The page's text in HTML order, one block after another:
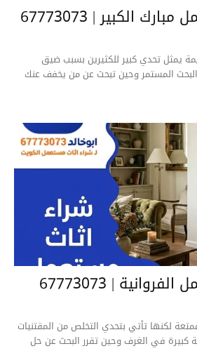
الكبير | 67773073
يمثل تحدي كبير للكثيرين بسبب ضيق
المستمر وحين تبحث عن من يخفف عنك
| 67773073
لكنها تأتي بتحدي التخلص من المقتنيات
كبيرة في الغرف وحين تقرر البحث عن حل